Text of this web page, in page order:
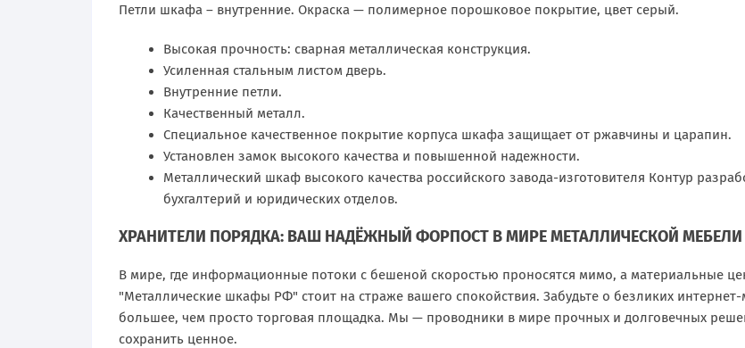
Петли шкафа – внутренние. Окраска — полимерное порошковое покрытие, цвет серый.
Высокая прочность: сварная металлическая конструкция.
Усиленная стальным листом дверь.
Внутренние петли.
Качественный металл.
Специальное качественное покрытие корпуса шкафа защищает от ржавчины и царапин.
Установлен замок высокого качества и повышенной надежности.
Металлический шкаф высокого качества российского завода-изготовителя Контур
бухгалтерий и юридических отделов.
ХРАНИТЕЛИ ПОРЯДКА: ВАШ НАДЁЖНЫЙ ФОРПОСТ В МИРЕ МЕТАЛЛИЧЕСКОЙ МЕБЕЛИ
В мире, где информационные потоки с бешеной скоростью проносятся мимо, а материальные
"Металлические шкафы РФ" стоит на страже вашего спокойствия. Забудьте о безликих
большее, чем просто торговая площадка. Мы — проводники в мире прочных и долговечных
сохранить ценное.